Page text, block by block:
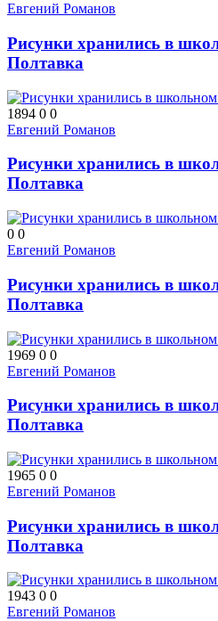
Евгений Романов
Рисунки хранились в
Полтавка
1894 0 0
Евгений Романов
Рисунки хранились в
Полтавка
0 0
Евгений Романов
Рисунки хранились в
Полтавка
1969 0 0
Евгений Романов
Рисунки хранились в
Полтавка
1965 0 0
Евгений Романов
Рисунки хранились в
Полтавка
1943 0 0
Евгений Романов